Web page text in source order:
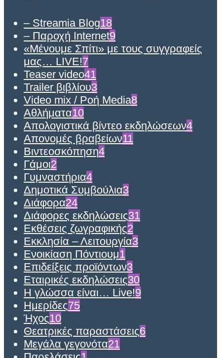
– Streamia Blog18
– Παροχή Internet9
«Μένουμε Σπίτι» με τους συγγραφείς
μας… LIVE!7
Teaser video41
Trailer βιβλίου3
Video mix / Ροή Media8
Αθλήματα10
Απολογιστικά βίντεο εκδηλώσεων4
Απονομές βραβείων11
Βιντεοσκόπηση4
Γάμοι2
Γυμναστήρια4
Δημοτικά Συμβούλια3
Διάφορα24
Διάφορες εκδηλώσεις31
Εκθέσεις ζωγραφικής2
Εκκλησία – Λειτουργία3
Ενοικίαση Πόντιουμ1
Επιδείξεις προϊόντων3
Εταιρικές εκδηλώσεις30
Η γλώσσα είναι… Live!9
Ημερίδες75
Ήχος10
Θεατρικές παραστάσεις6
Μεγάλα γεγονότα21